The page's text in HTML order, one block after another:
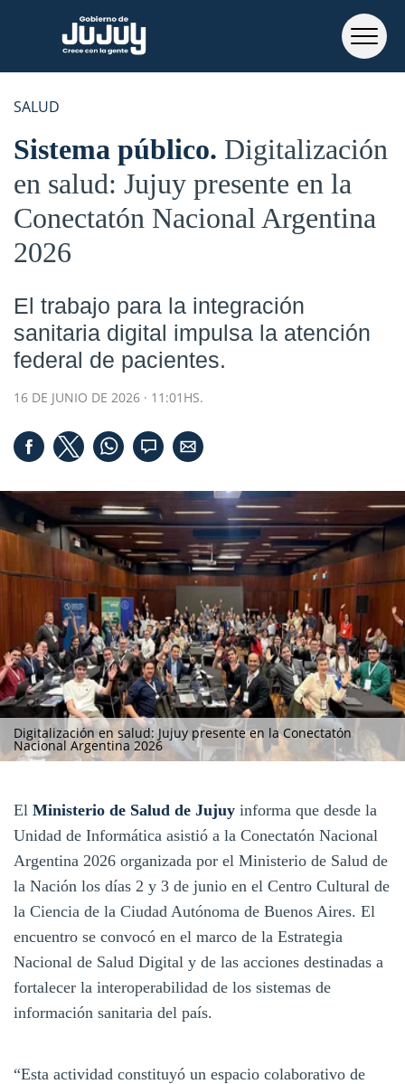
SALUD
Sistema público Digitalización
en salud: Jujuy presente en la
Conectatón Nacional Argentina
2026
El trabajo para la integración
sanitaria digital impulsa la atención
federal de pacientes.
16 DE JUNIO DE 2026 · 11:01HS.
Digitalización en salud: Jujuy presente en la Conectatón
Nacional Argentina 2026
El Ministerio de Salud de Jujuy informa que desde la
Unidad de Informática asistió a la Conectatón Nacional
Argentina 2026 organizada por el Ministerio de Salud de
la Nación los días 2 y 3 de junio en el Centro Cultural de
la Ciencia de la Ciudad Autónoma de Buenos Aires. El
encuentro se convocó en el marco de la Estrategia
Nacional de Salud Digital y de las acciones destinadas a
fortalecer la interoperabilidad de los sistemas de
información sanitaria del país.
“Esta actividad constituyó un espacio colaborativo de